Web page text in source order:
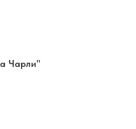
Чарли"